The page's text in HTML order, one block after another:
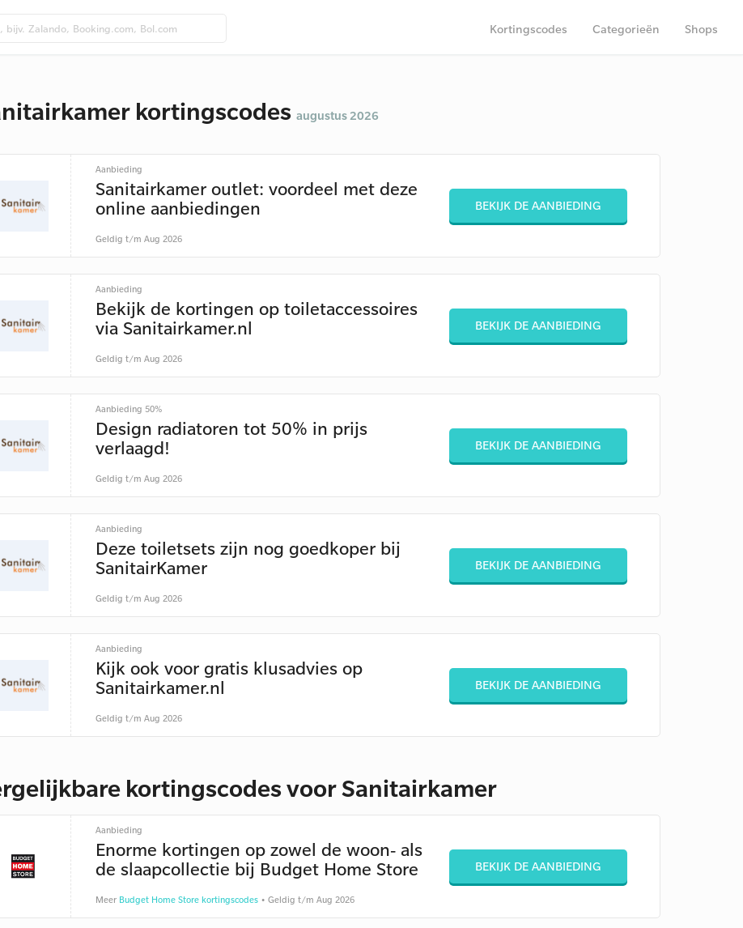
Kortingscodes Categorieën Shops
kortingscodes augustus 2026
Aanbieding
Sanitairkamer outlet: voordeel met deze
online aanbiedingen
Geldig t/m Aug 2026
BEKIJK DE AANBIEDING
Aanbieding
Bekijk de kortingen op toiletaccessoires
via Sanitairkamer.nl
Geldig t/m Aug 2026
BEKIJK DE AANBIEDING
Aanbieding 50%
Design radiatoren tot 50% in prijs
verlaagd!
Geldig t/m Aug 2026
BEKIJK DE AANBIEDING
Aanbieding
Deze toiletsets zijn nog goedkoper bij
SanitairKamer
Geldig t/m Aug 2026
BEKIJK DE AANBIEDING
Aanbieding
Kijk ook voor gratis klusadvies op
Sanitairkamer.nl
Geldig t/m Aug 2026
BEKIJK DE AANBIEDING
kortingscodes voor Sanitairkamer
Aanbieding
Enorme kortingen op zowel de woon- als
de slaapcollectie bij Budget Home Store
Meer Budget Home Store kortingscodes• Geldig t/m Aug 2026
BEKIJK DE AANBIEDING